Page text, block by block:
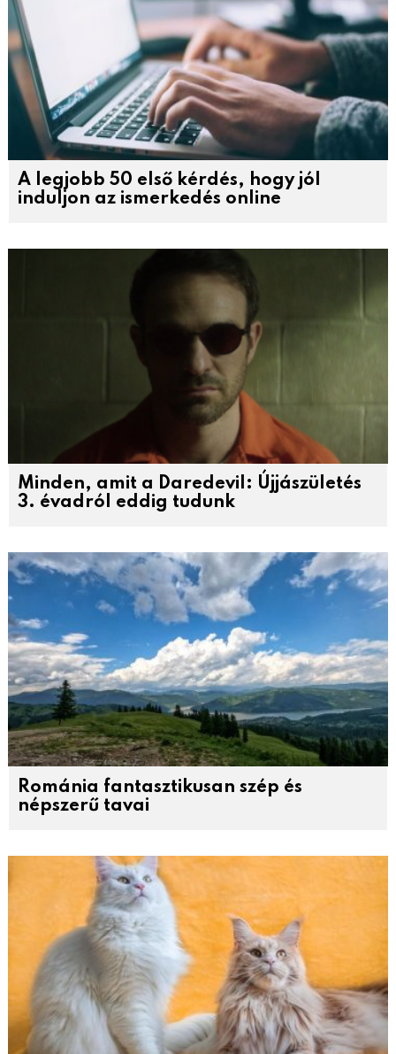
A legjobb 50 első kérdés, hogy jól
induljon az ismerkedés online
Minden, amit a Daredevil: Újjászületés
3. évadról eddig tudunk
Románia fantasztikusan szép és
népszerű tavai